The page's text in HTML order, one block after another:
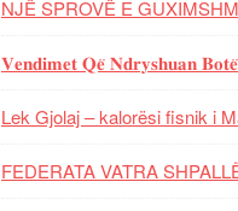
NJË SPROVË E
𝐕𝐞𝐧𝐝𝐢𝐦𝐞𝐭 𝐐𝐞̈ 𝐍𝐝𝐫𝐲𝐬𝐡𝐮𝐚𝐧
Lek Gjolaj – kalorësi fisnik i
FEDERATA VATRA